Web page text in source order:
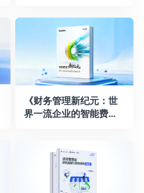
《财务管理新纪元：世
界一流企业的智能费控